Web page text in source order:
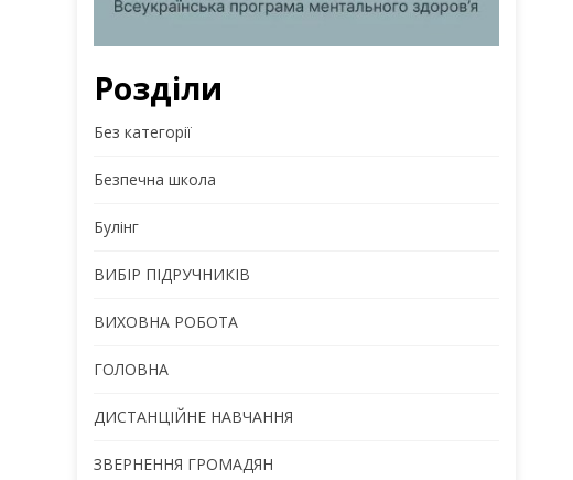
Розділи
Без категорії
Безпечна школа
Булінг
ВИБІР ПІДРУЧНИКІВ
ВИХОВНА РОБОТА
ГОЛОВНА
ДИСТАНЦІЙНЕ НАВЧАННЯ
ЗВЕРНЕННЯ ГРОМАДЯН